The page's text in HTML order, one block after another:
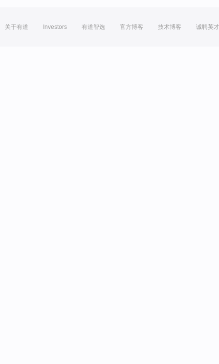
关于有道 Investors 有道智选 官方博客 技术博客 诚聘英才